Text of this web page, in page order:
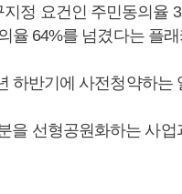
정 요건인 주민동의율
율 64%를 넘겼다는 플
하반기에 사전청약하는
을 선형공원화하는 사